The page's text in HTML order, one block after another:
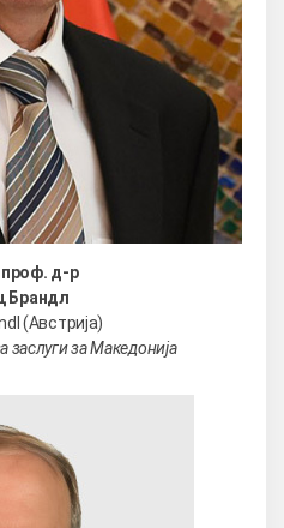
д-р
Брандл
(Австрија)
заслуги за Македонија